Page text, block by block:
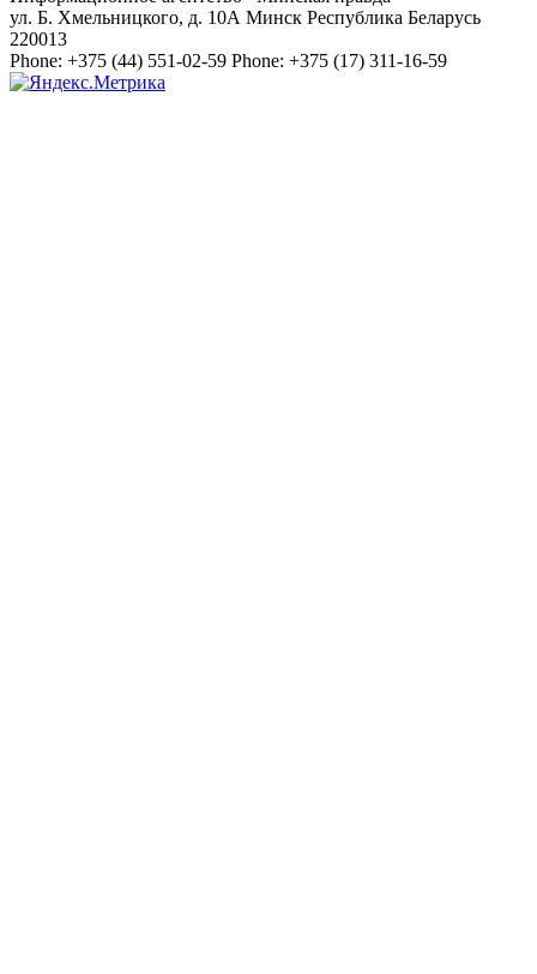
ул. Б. Хмельницкого, д. 10А Минск Республика Беларусь
220013
Phone: +375 (44) 551-02-59 Phone: +375 (17) 311-16-59